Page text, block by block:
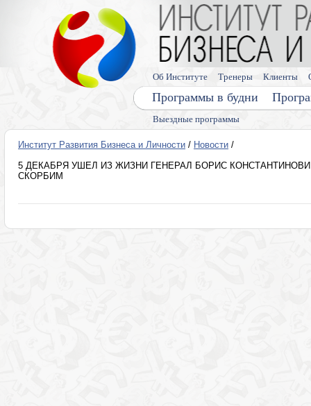
Выездные программы
Программы в будни
Об Институте Тренеры Клиенты
Институт Развития Бизнеса и Личности / Новости /
5 ДЕКАБРЯ УШЕЛ ИЗ ЖИЗНИ ГЕНЕРАЛ БОРИС
СКОРБИМ